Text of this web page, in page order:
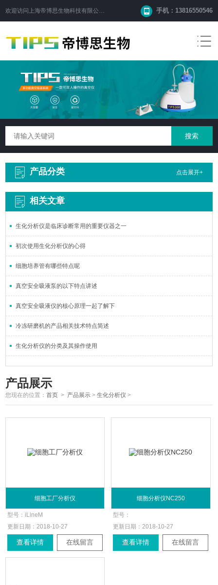
欢迎访问 上海帝博思生物科技有限公司 手机：13816550546
产品分类 点击展开+
相关文章
生化分析仪是临床诊断常用的重要仪器之一
初次使用生化分析仪的心得
细胞培养管有哪些特点呢
真空安全吸液泵的以下特点讲述
真空安全吸液仪的核心原理一起了解下
冷冻研磨机的产品相关技术特点简述
生化分析仪的分类及其操作使用
产品展示
您现在的位置：首页 > 产品展示 >生化分析仪 >
细胞工厂分析仪
型号： iLineM
更新日期： 2018-10-27
查看详情 在线留言
细胞分析仪NC250
型号：
更新日期： 2018-10-27
查看详情 在线留言